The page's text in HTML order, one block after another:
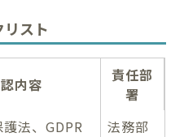
スト
内容
責任部
署
法、GDPR
法務部